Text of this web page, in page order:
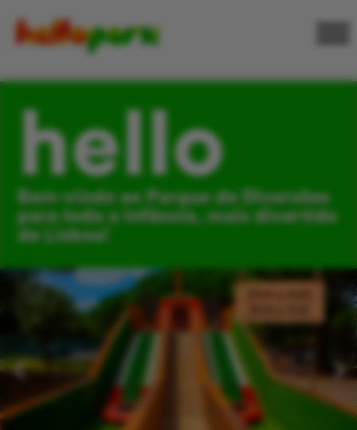
hello
Bem-vindo ao Parque de Diversões
para toda a Infância, mais divertido
de Lisboa!